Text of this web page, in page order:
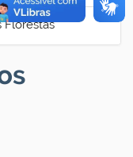
Florestas